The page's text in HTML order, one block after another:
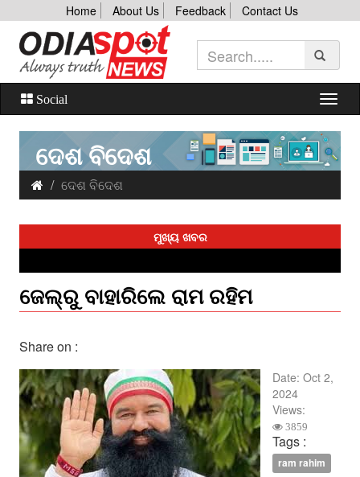
Home About Us Feedback Contact Us
Social
ଦେଶ ବିଦେଶ
ଦେଶ ବିଦେଶ
ମୁଖ୍ୟ ଖବର
ଜେଲ୍‌ରୁ ବାହାରିଲେ ରାମ ରହିମ
Share on :
Date: Oct 2,
2024
Views:
3859
Tags :
ram rahim